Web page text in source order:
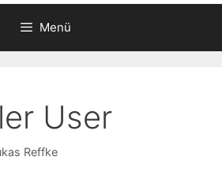
Menü
User
Reffke